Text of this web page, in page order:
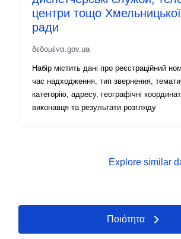
центри тощо Хмельницької
ради
δεδομένα.gov.ua
Набір містить дані про реєстраційний
час надходження, тип звернення,
категорію, адресу, географічні
виконавця та результати розгляду
Explore similar
Ποιότητα